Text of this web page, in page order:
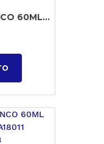
60ML...